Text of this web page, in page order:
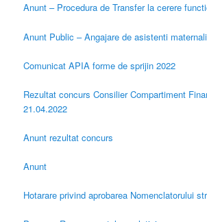
Anunt – Procedura de Transfer la cerere
Anunt Public – Angajare de asistenti maternali
Comunicat APIA forme de sprijin 2022
Rezultat concurs Consilier Compartiment
21.04.2022
Anunt rezultat concurs
Anunt
Hotarare privind aprobarea Nomenclatorului